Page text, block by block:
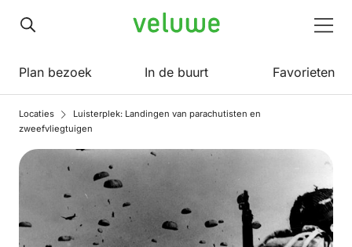
Veluwe
Plan bezoek In de buurt Favorieten
Locaties
Luisterplek: Landingen van parachutisten en
zweefvliegtuigen